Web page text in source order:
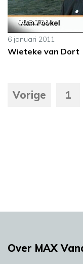
00:30:00
6 januari 2011
Wieteke van Dort
Vorige 1
Over MAX